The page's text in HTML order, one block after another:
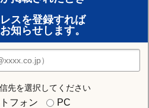
スを登録すれば
知らせします。
先を選択してください
フォン PC
報を見る